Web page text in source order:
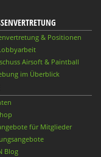
& Positionen
Airsoft & Paintball
im Überblick
für Mitglieder
Blog